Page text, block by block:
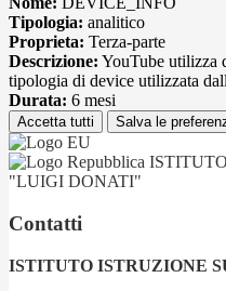
Tipologia: analitico
Proprieta: Terza-parte
Descrizione: YouTube utilizza
tipologia di device utilizzata
Durata: 6 mesi
Accetta tutti Salva le
"LUIGI DONATI"
Contatti
ISTITUTO ISTRUZIONE